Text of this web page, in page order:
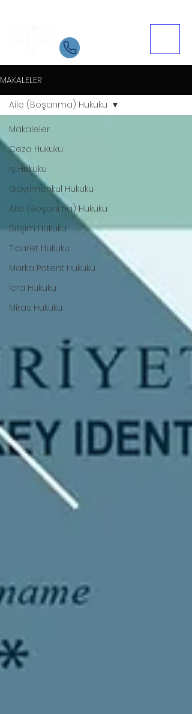
05534084721
MAKALELER
Makaleler
Ceza Hukuku
İş Hukuku
Gayrimenkul Hukuku
Aile (Boşanma) Hukuku
Bilişim Hukuku
Ticaret Hukuku
Marka Patent Hukuku
İcra Hukuku
Miras Hukuku
Aile (Boşanma) Hukuku